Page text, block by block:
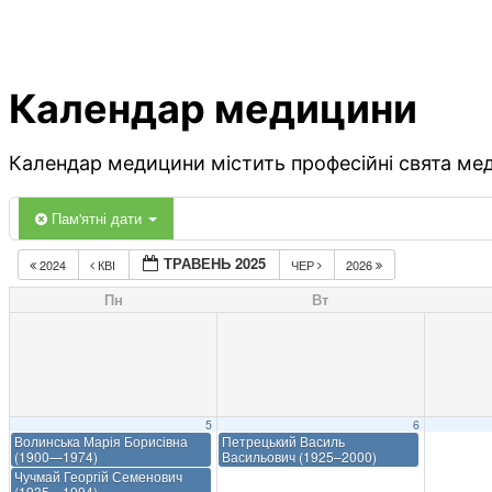
Календар медицини
Календар медицини містить професійні свята
Пам'ятні дати
2024 КВІ ТРАВЕНЬ 2025 ЧЕР 2026
Пн Вт
5
Волинська Марія Борисівна
(1900—1974)
Чучмай Георгій Семенович
6
Петрецький Василь
Васильович (1925–2000)